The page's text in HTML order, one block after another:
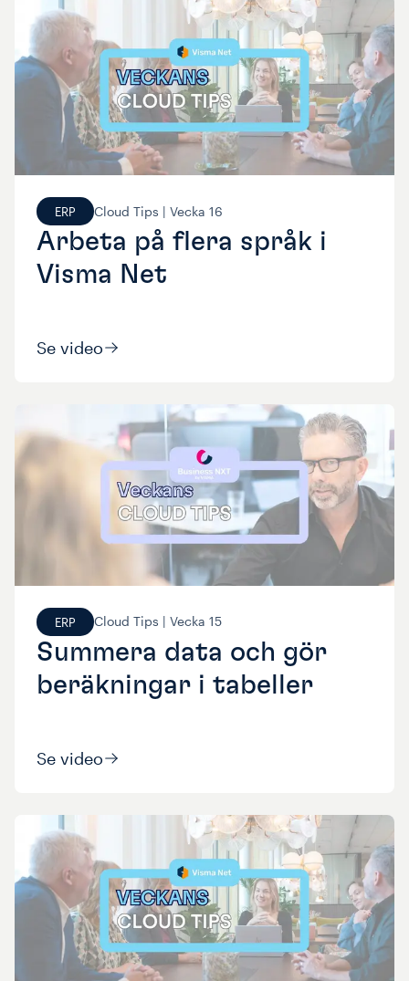
ERP Cloud Tips | Vecka 16
Arbeta på flera språk i
Visma Net
Se video
ERP Cloud Tips | Vecka 15
Summera data och gör
beräkningar i tabeller
Se video